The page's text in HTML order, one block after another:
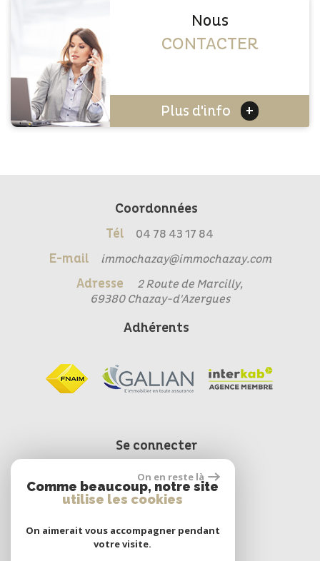
Nous
CONTACTER
Plus d'info +
Coordonnées
Tél
04 78 43 17 84
E-mail immochazay@immochazay.com
Adresse
2 Route de Marcilly,
69380 Chazay-d'Azergues
Adhérents
Se connecter
Espace propriétaire
On en reste là
Comme beaucoup, notre site
utilise les cookies
On aimerait vous accompagner pendant
votre visite.